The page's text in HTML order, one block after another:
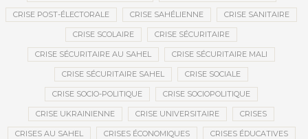
CRISE POST-ÉLECTORALE CRISE SAHÉLIENNE CRISE SANITAIRE
CRISE SCOLAIRE CRISE SÉCURITAIRE
CRISE SÉCURITAIRE AU SAHEL CRISE SÉCURITAIRE MALI
CRISE SÉCURITAIRE SAHEL CRISE SOCIALE
CRISE SOCIO-POLITIQUE CRISE SOCIOPOLITIQUE
CRISE UKRAINIENNE CRISE UNIVERSITAIRE CRISES
CRISES AU SAHEL CRISES ÉCONOMIQUES CRISES ÉDUCATIVES